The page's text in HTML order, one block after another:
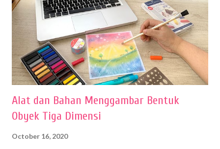
Alat dan Bahan Menggambar Bentuk
Obyek Tiga Dimensi
October 16, 2020